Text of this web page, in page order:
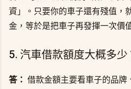
資」。只要你的車子還有殘值，
金，等於是把車子再發揮一次價
5. 汽車借款額度大概多少
答： 借款金額主要看車子的品牌